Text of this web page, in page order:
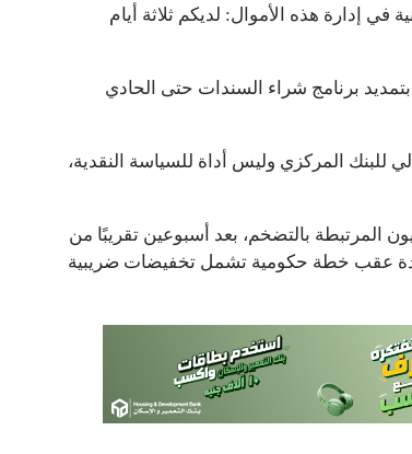
في إدارة هذه الأموال: لديكم ثلاثة أيام
بتمديد برنامج شراء السندات حتى الحادي
للبنك المركزي وليس أداة للسياسة النقدية،
المرتبطة بالتضخم، بعد أسبوعين تقريبًا من
عقب خطة حكومية تشمل تخفيضات ضريبية